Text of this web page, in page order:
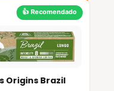
👍 Recomendado
Origins Brazil